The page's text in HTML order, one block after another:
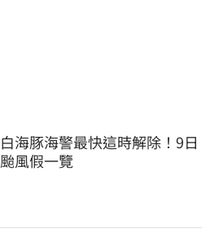
白海豚海警最快這時解除！9日
颱風假一覽